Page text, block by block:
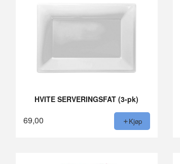
HVITE SERVERINGSFAT (3-pk)
69,00 Kjøp